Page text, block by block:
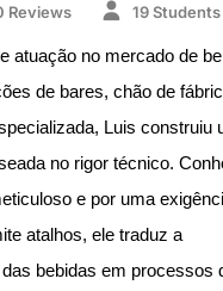
Reviews 19 Students
atuação no mercado de
de bares, chão de
Luis construiu
no rigor técnico.
e por uma
atalhos, ele traduz a
bebidas em processos